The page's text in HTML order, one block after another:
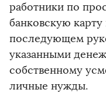
работники по
банковскую
последующем
указанными
собственному
личные нужды.